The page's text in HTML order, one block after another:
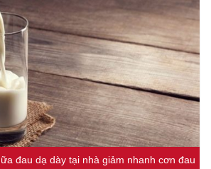
đau dạ dày tại nhà giảm nhanh cơn đau